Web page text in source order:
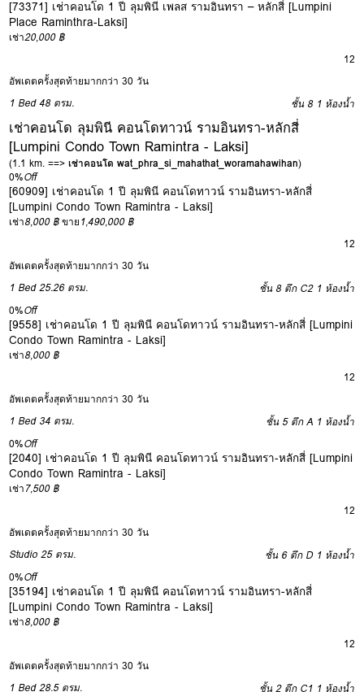
[73371] เช่าคอนโด 1 ปี ลุมพินี เพลส รามอินทรา – หลักสี่ [Lumpini
Place Raminthra-Laksi]
เช่า20,000 ฿
12
อัพเดตครั้งสุดท้ายมากกว่า 30 วัน
1 Bed 48 ตรม. ชั้น 8 1 ห้องน้ำ
เช่าคอนโด ลุมพินี คอนโดทาวน์ รามอินทรา-หลักสี่
[Lumpini Condo Town Ramintra - Laksi]
(1.1 km. ==>เช่าคอนโด wat_phra_si_mahathat_woramahawihan)
0%Off
[60909] เช่าคอนโด 1 ปี ลุมพินี คอนโดทาวน์ รามอินทรา-หลักสี่
[Lumpini Condo Town Ramintra - Laksi]
เช่า8,000 ฿ ขาย1,490,000 ฿
12
อัพเดตครั้งสุดท้ายมากกว่า 30 วัน
1 Bed 25.26 ตรม. ชั้น 8 ตึก C2 1 ห้องน้ำ
0%Off
[9558] เช่าคอนโด 1 ปี ลุมพินี คอนโดทาวน์ รามอินทรา-หลักสี่ [Lumpini
Condo Town Ramintra - Laksi]
เช่า8,000 ฿
12
อัพเดตครั้งสุดท้ายมากกว่า 30 วัน
1 Bed 34 ตรม. ชั้น 5 ตึก A 1 ห้องน้ำ
0%Off
[2040] เช่าคอนโด 1 ปี ลุมพินี คอนโดทาวน์ รามอินทรา-หลักสี่ [Lumpini
Condo Town Ramintra - Laksi]
เช่า7,500 ฿
12
อัพเดตครั้งสุดท้ายมากกว่า 30 วัน
Studio 25 ตรม. ชั้น 6 ตึก D 1 ห้องน้ำ
0%Off
[35194] เช่าคอนโด 1 ปี ลุมพินี คอนโดทาวน์ รามอินทรา-หลักสี่
[Lumpini Condo Town Ramintra - Laksi]
เช่า8,000 ฿
12
อัพเดตครั้งสุดท้ายมากกว่า 30 วัน
1 Bed 28.5 ตรม. ชั้น 2 ตึก C1 1 ห้องน้ำ